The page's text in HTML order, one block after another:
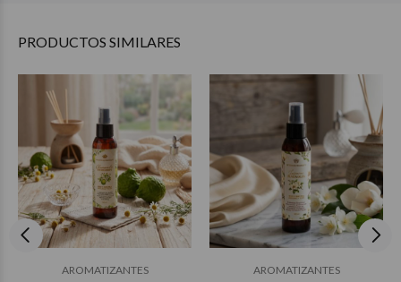
PRODUCTOS SIMILARES
AROMATIZANTES AROMATIZANTES